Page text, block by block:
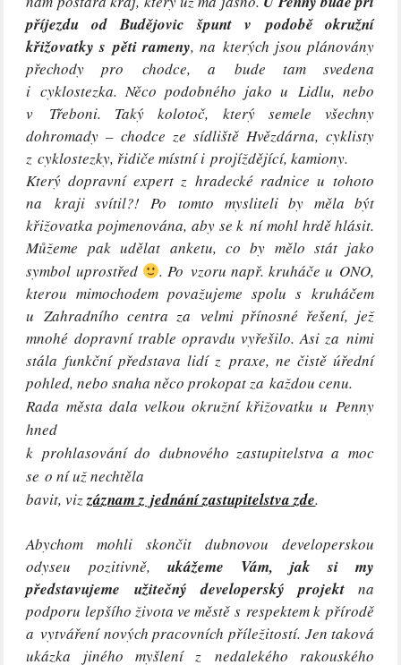
příjezdu od Budějovic špunt v podobě okružní
křižovatky s pěti rameny, na kterých jsou plánovány
přechody pro chodce, a bude tam svedena
i cyklostezka. Něco podobného jako u Lidlu, nebo
v Třeboni. Taký kolotoč, který semele všechny
dohromady – chodce ze sídliště Hvězdárna, cyklisty
z cyklostezky, řidiče místní i projíždějící, kamiony.
Který dopravní expert z hradecké radnice u tohoto
na kraji svítil?! Po tomto mysliteli by měla být
křižovatka pojmenována, aby se k ní mohl hrdě hlásit.
Můžeme pak udělat anketu, co by mělo stát jako
symbol uprostřed
. Po vzoru např. kruháče u ONO,
kterou mimochodem považujeme spolu s kruháčem
u Zahradního centra za velmi přínosné řešení, jež
mnohé dopravní trable opravdu vyřešilo. Asi za nimi
stála funkční představa lidí z praxe, ne čistě úřední
pohled, nebo snaha něco prokopat za každou cenu.
Rada města dala velkou okružní křižovatku u Penny
hned
k prohlasování do dubnového zastupitelstva a moc
se o ní už nechtěla
bavit, vizzáznam z jednání zastupitelstvazde.
Abychom mohli skončit dubnovou developerskou
odyseu pozitivně, ukážeme Vám, jak si my
představujeme užitečný developerský projektna
podporu lepšího života ve městě s respektem k přírodě
a vytváření nových pracovních příležitostí. Jen taková
ukázka jiného myšlení z nedalekého rakouského